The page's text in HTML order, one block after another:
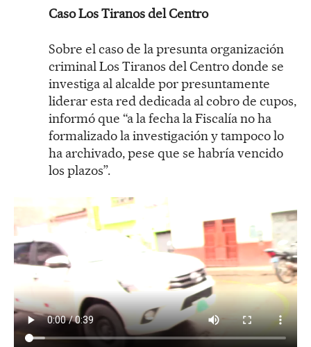
Caso Los Tiranos del Centro
Sobre el caso de la presunta organización
criminal Los Tiranos del Centro donde se
investiga al alcalde por presuntamente
liderar esta red dedicada al cobro de cupos,
informó que “a la fecha la Fiscalía no ha
formalizado la investigación y tampoco lo
ha archivado, pese que se habría vencido
los plazos”.